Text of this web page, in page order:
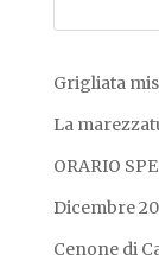
Grigliata
La
ORARIO
Dicembre
Cenone di